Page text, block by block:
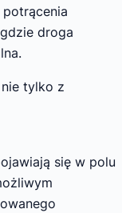
droga
się w polu